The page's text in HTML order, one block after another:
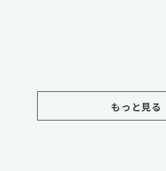
もっと見る